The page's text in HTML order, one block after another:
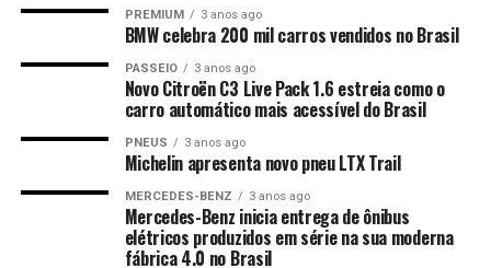
PREMIUM 3 anos ago
BMW celebra 200 mil carros vendidos no Brasil
PASSEIO 3 anos ago
Novo Citroën C3 Live Pack 1.6 estreia como o
carro automático mais acessível do Brasil
PNEUS 3 anos ago
Michelin apresenta novo pneu LTX Trail
MERCEDES-BENZ 3 anos ago
Mercedes-Benz inicia entrega de ônibus
elétricos produzidos em série na sua moderna
fábrica 4.0 no Brasil